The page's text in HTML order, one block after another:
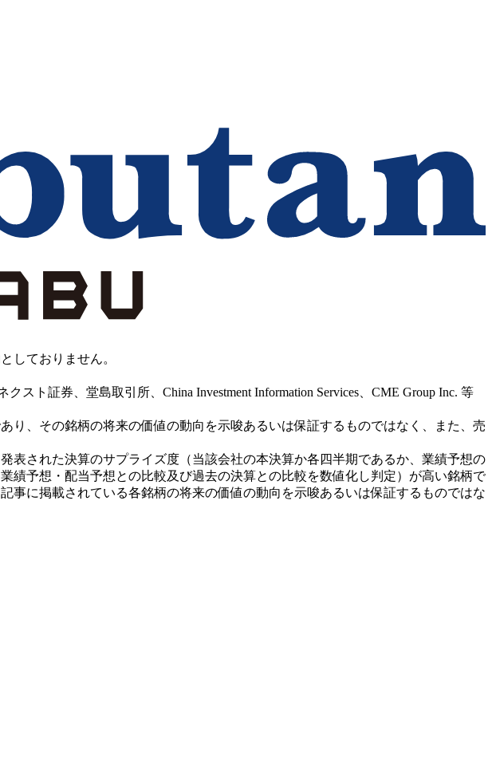
しておりません。
ト証券、堂島取引所、China Investment Information Services、CME Group Inc. 等
、その銘柄の将来の価値の動向を示唆あるいは保証するものではなく、また、売
された決算のサプライズ度（当該会社の本決算か各四半期であるか、業績予想の
予想・配当予想との比較及び過去の決算との比較を数値化し判定）が高い銘柄で
に掲載されている各銘柄の将来の価値の動向を示唆あるいは保証するものではな